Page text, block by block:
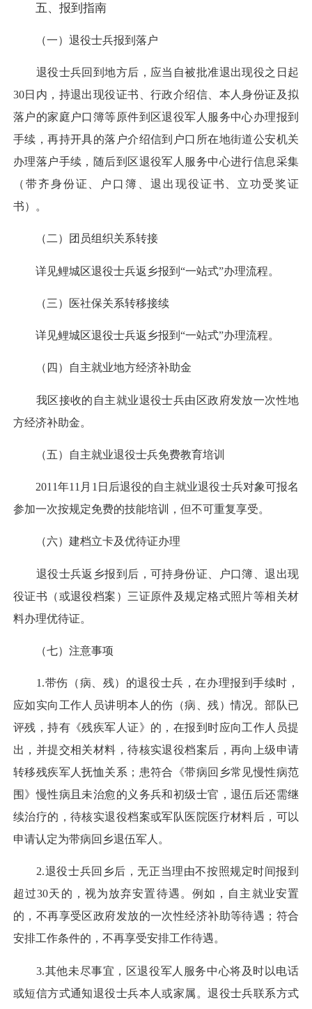
五、报到指南
（一）退役士兵报到落户
退役士兵回到地方后，应当自被批准退出现役之日起
30日内，持退出现役证书、行政介绍信、本人身份证及拟
落户的家庭户口簿等原件到区退役军人服务中心办理报到
手续，再持开具的落户介绍信到户口所在地街道公安机关
办理落户手续，随后到区退役军人服务中心进行信息采集
（带齐身份证、户口簿、退出现役证书、立功受奖证
书）。
（二）团员组织关系转接
详见鲤城区退役士兵返乡报到“一站式”办理流程。
（三）医社保关系转移接续
详见鲤城区退役士兵返乡报到“一站式”办理流程。
（四）自主就业地方经济补助金
我区接收的自主就业退役士兵由区政府发放一次性地
方经济补助金。
（五）自主就业退役士兵免费教育培训
2011年11月1日后退役的自主就业退役士兵对象可报名
参加一次按规定免费的技能培训，但不可重复享受。
（六）建档立卡及优待证办理
退役士兵返乡报到后，可持身份证、户口簿、退出现
役证书（或退役档案）三证原件及规定格式照片等相关材
料办理优待证。
（七）注意事项
1.带伤（病、残）的退役士兵，在办理报到手续时，
应如实向工作人员讲明本人的伤（病、残）情况。部队已
评残，持有《残疾军人证》的，在报到时应向工作人员提
出，并提交相关材料，待核实退役档案后，再向上级申请
转移残疾军人抚恤关系；患符合《带病回乡常见慢性病范
围》慢性病且未治愈的义务兵和初级士官，退伍后还需继
续治疗的，待核实退役档案或军队医院医疗材料后，可以
申请认定为带病回乡退伍军人。
2.退役士兵回乡后，无正当理由不按照规定时间报到
超过30天的，视为放弃安置待遇。例如，自主就业安置
的，不再享受区政府发放的一次性经济补助等待遇；符合
安排工作条件的，不再享受安排工作待遇。
3.其他未尽事宜，区退役军人服务中心将及时以电话
或短信方式通知退役士兵本人或家属。退役士兵联系方式